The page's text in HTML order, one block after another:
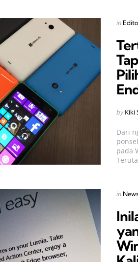
Posted
in
Posted
by Kiki
Dari
pada
Posted
in News